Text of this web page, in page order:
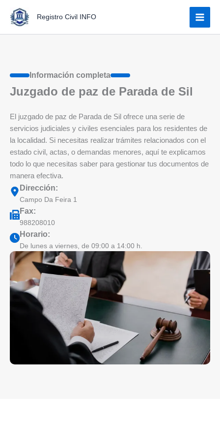
contenido
Registro Civil INFO
Información completa
Juzgado de paz de Parada de Sil
El juzgado de paz de Parada de Sil ofrece una serie de
servicios judiciales y civiles esenciales para los residentes de
la localidad. Si necesitas realizar trámites relacionados con el
estado civil, actas, o demandas menores, aquí te explicamos
todo lo que necesitas saber para gestionar tus documentos de
manera efectiva.
Dirección:
Campo Da Feira 1
Fax:
988208010
Horario:
De lunes a viernes, de 09:00 a 14:00 h.